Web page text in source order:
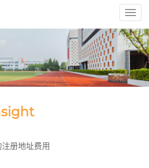
中
财
富
册地址费用